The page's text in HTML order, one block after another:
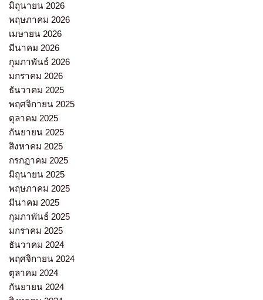
มิถุนายน 2026
พฤษภาคม 2026
เมษายน 2026
มีนาคม 2026
กุมภาพันธ์ 2026
มกราคม 2026
ธันวาคม 2025
พฤศจิกายน 2025
ตุลาคม 2025
กันยายน 2025
สิงหาคม 2025
กรกฎาคม 2025
มิถุนายน 2025
พฤษภาคม 2025
มีนาคม 2025
กุมภาพันธ์ 2025
มกราคม 2025
ธันวาคม 2024
พฤศจิกายน 2024
ตุลาคม 2024
กันยายน 2024